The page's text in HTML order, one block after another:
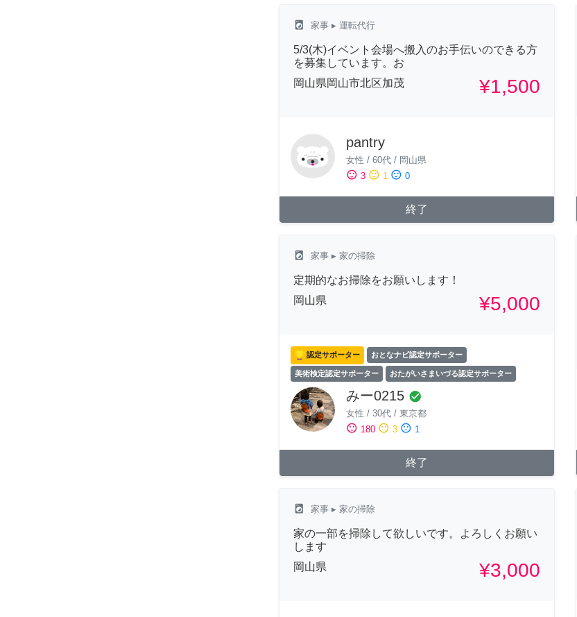
local_laundry_service 家事 ▸ 運転代行
5/3(木)イベント会場へ搬入のお手伝いのできる方
を募集しています。お
岡山県岡山市北区加茂
¥1,500
pantry
女性 / 60代 / 岡山県
sentiment_satisfied 3 sentiment_neutral 1 sentiment_dissatisfied 0
終了
local_laundry_service 家事 ▸ 家の掃除
定期的なお掃除をお願いします！
岡山県
¥5,000
認定サポーター おとなナビ認定サポーター
美術検定認定サポーター おたがいさまいづる認定サポーター
みー0215 check_circle
女性 / 30代 / 東京都
sentiment_satisfied 180 sentiment_neutral 3 sentiment_dissatisfied 1
終了
local_laundry_service 家事 ▸ 家の掃除
家の一部を掃除して欲しいです。よろしくお願い
します
岡山県
¥3,000